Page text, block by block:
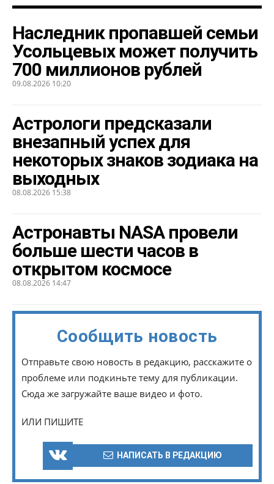
Наследник пропавшей семьи
Усольцевых может получить
700 миллионов рублей
09.08.2026 10:20
Астрологи предсказали
внезапный успех для
некоторых знаков зодиака на
выходных
08.08.2026 15:38
Астронавты NASA провели
больше шести часов в
открытом космосе
08.08.2026 14:47
Сообщить новость
Отправьте свою новость в редакцию, расскажите о
проблеме или подкиньте тему для публикации.
Сюда же загружайте ваше видео и фото.
ИЛИ ПИШИТЕ
НАПИСАТЬ В РЕДАКЦИЮ